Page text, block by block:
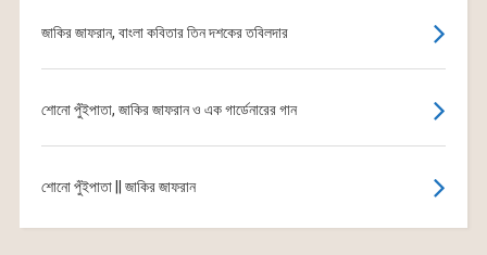
জাকির জাফরান, বাংলা কবিতার তিন দশকের তবিলদার
শোনো পুঁইপাতা, জাকির জাফরান ও এক গার্ডেনারের গান
শোনো পুঁইপাতা || জাকির জাফরান